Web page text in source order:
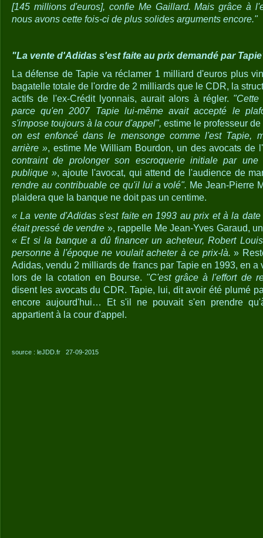
[145 millions d'euros], confie Me Gaillard. Mais grâce à
nous avons cette fois-ci de plus solides arguments encore."
"La vente d'Adidas s'est faite au prix demandé par
La défense de Tapie va réclamer 1 milliard d'euros plus
bagatelle totale de l'ordre de 2 milliards que le CDR, la
actifs de l'ex-Crédit lyonnais, aurait alors à régler. "Cette
parce qu'en 2007 Tapie lui-même avait accepté le
s'impose toujours à la cour d'appel", estime le professeur
on est enfoncé dans le mensonge comme l'est Tapie,
arrière », estime Me William Bourdon, un des avocats de
contraint de prolonger son escroquerie initiale par une
publique », ajoute l'avocat, qui attend de l'audience de
rendre au contribuable ce qu'il lui a volé". Me Jean-Pierre
plaidera que la banque ne doit pas un centime.
« La vente d'Adidas s'est faite en 1993 au prix et à la
était pressé de vendre », rappelle Me Jean-Yves Garaud,
« Et si la banque a dû financer un acheteur, Robert
personne à l'époque ne voulait acheter à ce prix-là. »
Adidas, vendu 2 milliards de francs par Tapie en 1993, en a
lors de la cotation en Bourse. "C'est grâce à l'effort de
disent les avocats du CDR. Tapie, lui, dit avoir été plumé
encore aujourd'hui… Et s'il ne pouvait s'en prendre
appartient à la cour d'appel.
source : leJDD.fr 27-09-2015